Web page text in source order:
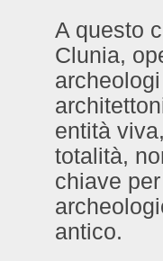
A questo
Clunia,
entità
totalità,
chiave
antico.